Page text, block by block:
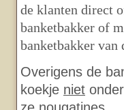
de klanten direct
banketbakker of
banketbakker van
Overigens de
koekje niet